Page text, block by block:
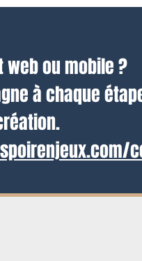
web ou mobile ?
à chaque